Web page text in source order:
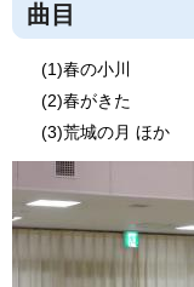
曲目
(1)春の小川
(2)春がきた
(3)荒城の月 ほか